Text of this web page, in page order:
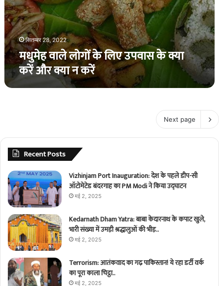
सितम्बर 28, 2022
मधुमेह वाले लोगों के लिए उपवास के क्या
करें और क्या न करें
Next page
Recent Posts
Vizhinjam Port Inauguration: देश के पहले डीप-सी
ऑटोमेटेड बंदरगाह का PM Modi ने किया उद्घाटन
मई 2, 2025
Kedarnath Dham Yatra: बाबा केदारनाथ के कपाट खुले,
भारी संख्या में उमड़ी श्रद्धालुओं की भीड़..
मई 2, 2025
Terrorism: आतंकवाद का गढ़ पाकिस्तान! ये रहा डर्टी वर्क
का पूरा काला चिट्ठा..
मई 2, 2025